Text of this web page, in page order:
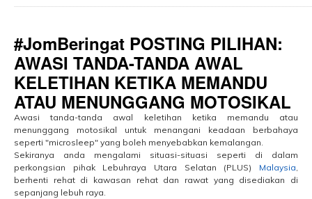
#JomBeringat POSTING PILIHAN:
AWASI TANDA-TANDA AWAL
KELETIHAN KETIKA MEMANDU
ATAU MENUNGGANG MOTOSIKAL
Awasi tanda-tanda awal keletihan ketika memandu atau
menunggang motosikal untuk menangani keadaan berbahaya
seperti "microsleep" yang boleh menyebabkan kemalangan.
Sekiranya anda mengalami situasi-situasi seperti di dalam
perkongsian pihak Lebuhraya Utara Selatan (PLUS) Malaysia,
berhenti rehat di kawasan rehat dan rawat yang disediakan di
sepanjang lebuh raya.